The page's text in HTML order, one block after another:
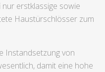
erstklassige sowie
Haustürschlösser zum
Instandsetzung von
damit eine hohe